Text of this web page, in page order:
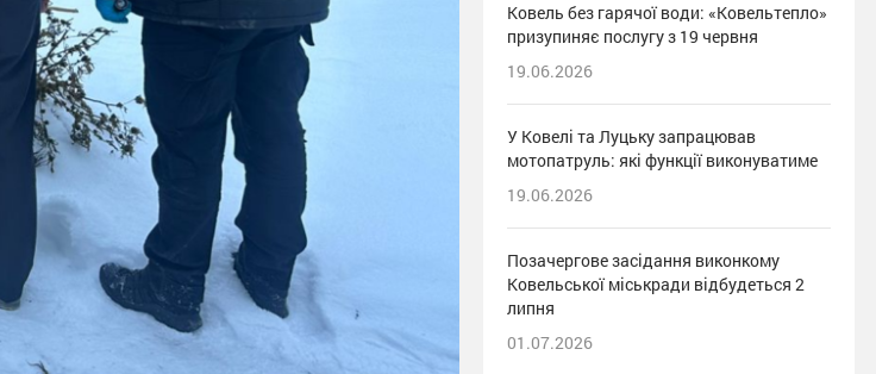
Ковель без гарячої води: «Ковельтепло»
призупиняє послугу з 19 червня
19.06.2026
У Ковелі та Луцьку запрацював
мотопатруль: які функції виконуватиме
19.06.2026
Позачергове засідання виконкому
Ковельської міськради відбудеться 2
липня
01.07.2026